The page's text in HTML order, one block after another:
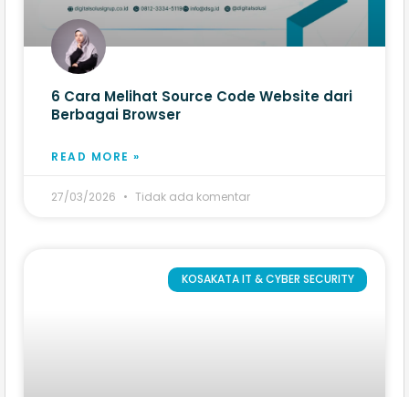
6 Cara Melihat Source Code Website​ dari
Berbagai Browser
READ MORE »
27/03/2026 Tidak ada komentar
KOSAKATA IT & CYBER SECURITY